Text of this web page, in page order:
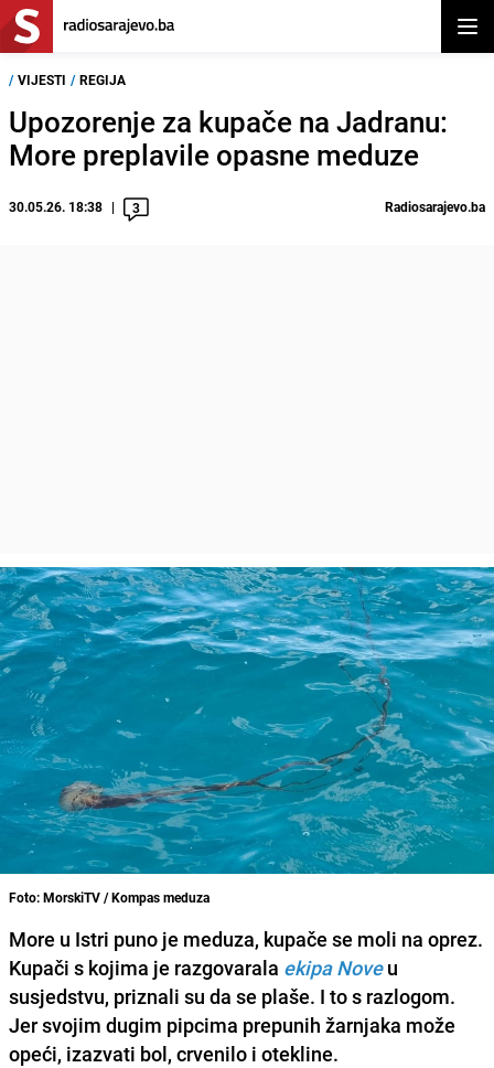
/ VIJESTI / REGIJA
Upozorenje za kupače na Jadranu:
More preplavile opasne meduze
30.05.26. 18:38 3 Radiosarajevo.ba
Foto: MorskiTV / Kompas meduza
More u Istri puno je meduza, kupače se moli na oprez.
Kupači s kojima je razgovarala ekipa Noveu
susjedstvu, priznali su da se plaše. I to s razlogom.
Jer svojim dugim pipcima prepunih žarnjaka može
opeći, izazvati bol, crvenilo i otekline.